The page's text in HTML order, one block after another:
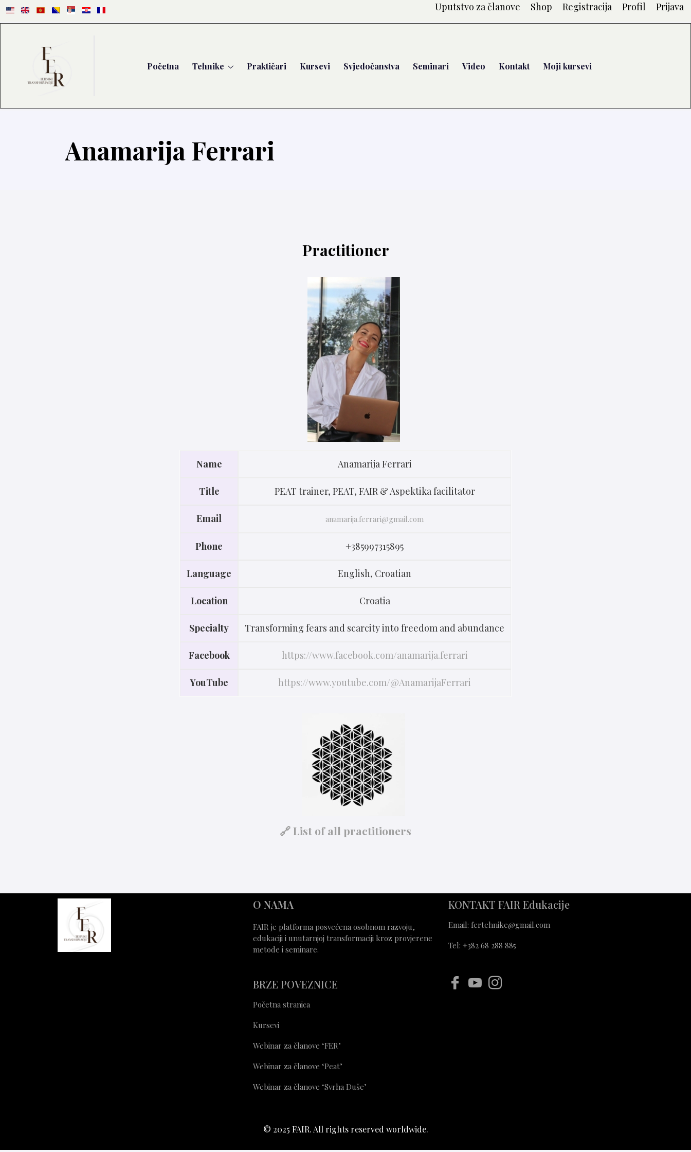
Uputstvo za članove Shop Registracija Profil Prijava
Početna Tehnike Praktičari Kursevi Svjedočanstva Seminari Video Kontakt Moji kursevi
Anamarija Ferrari⁩
Practitioner
Name Anamarija Ferrari⁩
Title PEAT trainer, PEAT, FAIR & Aspektika facilitator
Email anamarija.ferrari@gmail.com
Phone +385997315895
Language English, Croatian
Location Croatia
Specialty Transforming fears and scarcity into freedom and abundance
Facebook https://www.facebook.com/anamarija.ferrari
YouTube https://www.youtube.com/@AnamarijaFerrari
🔗 List of all practitioners
O NAMA
FAIR je platforma posvećena osobnom razvoju,
edukaciji i unutarnjoj transformaciji kroz provjerene
metode i seminare.
BRZE POVEZNICE
Početna stranica
Kursevi
Webinar za članove ‘FER’
Webinar za članove ‘Peat’
Webinar za članove ‘Svrha Duše’
KONTAKT FAIR Edukacije
Email: fertehnike@gmail.com
Tel: +382 68 288 885
© 2025 FAIR. All rights reserved worldwide.